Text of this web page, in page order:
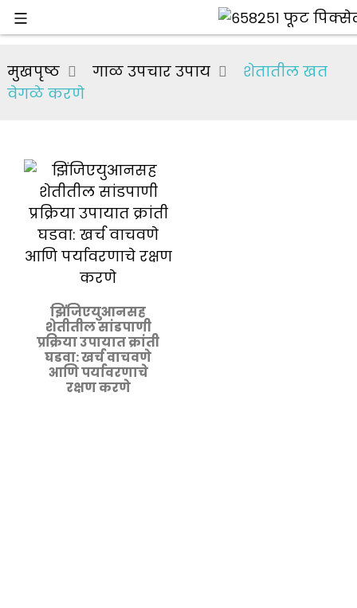
मुखपृष्ठ गाळ उपचार उपाय
शेतातील खत
वेगळे करणे
झिंजिएयुआनसह
शेतीतील सांडपाणी
प्रक्रिया उपायात क्रांती
घडवा: खर्च वाचवणे
आणि पर्यावरणाचे
रक्षण करणे